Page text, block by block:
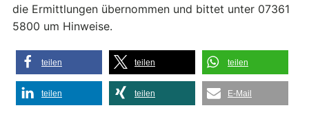
die Ermittlungen übernommen und bittet unter 07361
5800 um Hinweise.
teilen teilen teilen
teilen teilen E-Mail